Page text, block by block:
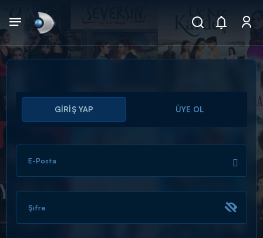
Arama
ARAMA SONUÇLARI
GİRİŞ YAP ÜYE OL
E-Posta
Şifre